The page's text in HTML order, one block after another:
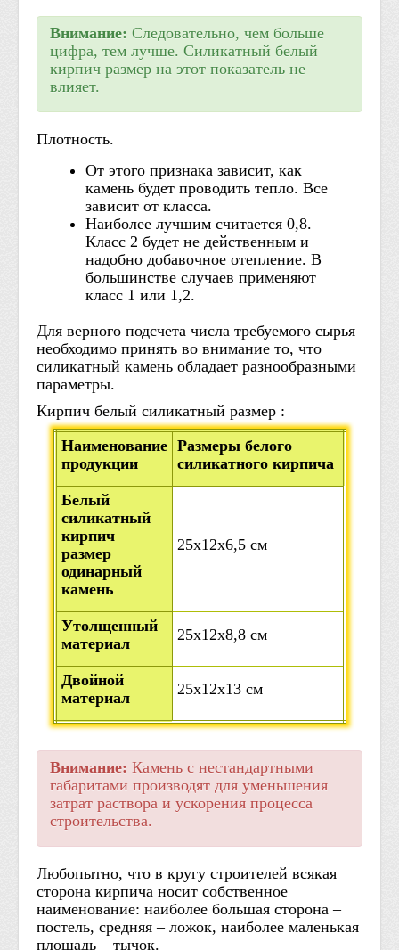
Внимание: Следовательно, чем больше
цифра, тем лучше. Силикатный белый
кирпич размер на этот показатель не
влияет.
Плотность.
От этого признака зависит, как
камень будет проводить тепло. Все
зависит от класса.
Наиболее лучшим считается 0,8.
Класс 2 будет не действенным и
надобно добавочное отепление. В
большинстве случаев применяют
класс 1 или 1,2.
Для верного подсчета числа требуемого сырья
необходимо принять во внимание то, что
силикатный камень обладает разнообразными
параметры.
Кирпич белый силикатный размер :
Наименование
продукции
Размеры белого
силикатного кирпича
Белый
силикатный
кирпич
размер
одинарный
камень
25х12х6,5 см
Утолщенный
материал
25х12х8,8 см
Двойной
материал
25х12х13 см
Внимание: Камень с нестандартными
габаритами производят для уменьшения
затрат раствора и ускорения процесса
строительства.
Любопытно, что в кругу строителей всякая
сторона кирпича носит собственное
наименование: наиболее большая сторона –
постель, средняя – ложок, наиболее маленькая
площадь – тычок.